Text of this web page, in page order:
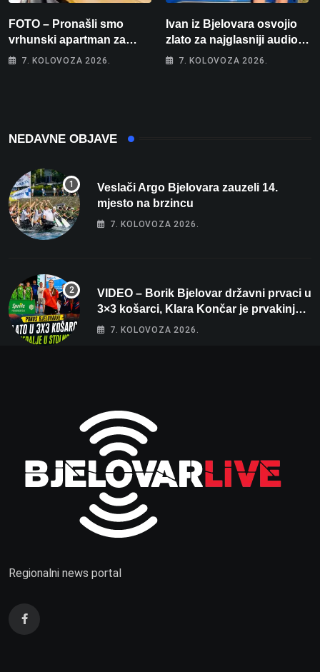
FOTO – Pronašli smo
vrhunski apartman za
odmor: Pogled na more, tri
7. KOLOVOZA 2026.
Ivan iz Bjelovara osvojio
zlato za najglasniji audio
sustav i srušio osobni
7. KOLOVOZA 2026.
NEDAVNE OBJAVE
Veslači Argo Bjelovara zauzeli 14.
mjesto na brzincu
7. KOLOVOZA 2026.
VIDEO – Borik Bjelovar državni prvaci u
3×3 košarci, Klara Končar je prvakinja
Hrvatske u stolnom tenisu!
7. KOLOVOZA 2026.
Regionalni news portal